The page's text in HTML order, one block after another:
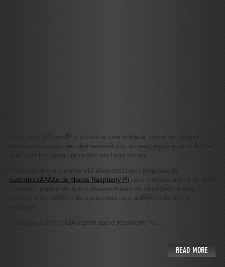
Uma coisa Ã© vocÃª customizar uma unidade, como por exemplo
removendo conectores desnecessÃ¡rios ao seu projeto e outra Ã© ter
que fazer isso para um projeto em larga escala.
Pensando nisso a element14 disponibilizou o programa de
customizaÃ§Ã£o de placas Raspberry Pi para compras acima de 3000
unidades, permitindo que o desenvolvedor da soluÃ§Ã£o possa
solicitar a remoÃ§Ã£o de conectores ou a adiÃ§Ã£o de novos
Com isso a element14 espera que o Raspberry Pi...
READ MORE